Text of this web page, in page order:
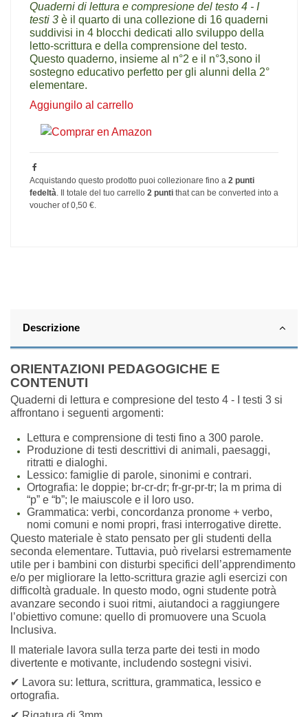
Quaderni di lettura e compresione del testo 4 - I
testi 3 è il quarto di una collezione di 16 quaderni
suddivisi in 4 blocchi dedicati allo sviluppo della
letto-scrittura e della comprensione del testo.
Questo quaderno, insieme al n°2 e il n°3,sono il
sostegno educativo perfetto per gli alunni della 2°
elementare.
Aggiungilo al carrello
Acquistando questo prodotto puoi collezionare fino a 2 punti
fedeltà . Il totale del tuo carrello 2 punti that can be converted into a
voucher of0,50 €
Descrizione
ORIENTAZIONI PEDAGOGICHE E
CONTENUTI
Quaderni di lettura e compresione del testo 4 - I testi 3 si
affrontano i seguenti argomenti:
Lettura e comprensione di testi fino a 300 parole.
Produzione di testi descrittivi di animali, paesaggi,
ritratti e dialoghi.
Lessico: famiglie di parole, sinonimi e contrari.
Ortografia: le doppie; br-cr-dr; fr-gr-pr-tr; la m prima di
“p” e “b”; le maiuscole e il loro uso.
Grammatica: verbi, concordanza pronome + verbo,
nomi comuni e nomi propri, frasi interrogative dirette.
Questo materiale è stato pensato per gli studenti della
seconda elementare. Tuttavia, può rivelarsi estremamente
utile per i bambini con disturbi specifici dell’apprendimento
e/o per migliorare la letto-scrittura grazie agli esercizi con
difficoltà graduale. In questo modo, ogni studente potrà
avanzare secondo i suoi ritmi, aiutandoci a raggiungere
l’obiettivo comune: quello di promuovere una Scuola
Inclusiva.
Il materiale lavora sulla terza parte dei testi in modo
divertente e motivante, includendo sostegni visivi.
✔ Lavora su: lettura, scrittura, grammatica, lessico e
ortografia.